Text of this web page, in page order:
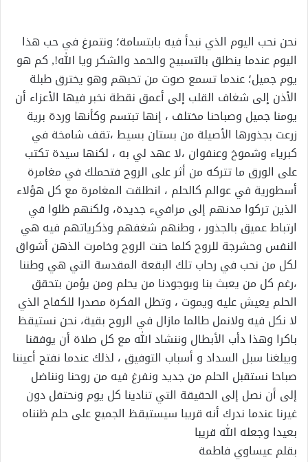
نحن نحب اليوم الذي نبدأ فيه بابتسامة؛ ونتمرغ في حب هذا
اليوم عندما ينطلق بالتسبيح والحمد والشكر ويا الله!, كم هو
يوم جميل؛ عندما تسمع صوت من تحبهم وهو يخترق طبلة
الأذن إلى شغاف القلب إلى أعمق نقطة نخبر فيها الأعزاء أن
يومنا جميل وصباحنا مختلف ، إنها تبتسم وكأنها وردة برية
زرعت بجذورها الأصيلة من بستان بسيط ،تقف شامخة في
كبرياء وشموخ وعنفوان ،لا عهد لي به ، لكنها سيدة تكتب
على الورق ما تتركه من أثر على الروح فتحملك في مغامرة
أسطورية في عوالم كالحلم ، انطلقت المغامرة مع كل هؤلاء
الذين تركوا مدنهم إلى مرافيء جديدة، ولكنهم ظلوا في
ارتباط عميق بالجذور ، وطنهم شغفهم وذكرياتهم فيه هي
النفس وحشرجة للروح كلما حنت الروح وخامرت الذهن أشواق
لكل من نحب في رحاب تلك البقعة المقدسة التي هي وطننا
،رغم كل من يعبث بنا وبوجودنا من يحلم ومن يؤمن بتحقق
الحلم يعيش عليه ويموت ، وتظل الفكرة مصدرا للكفاح الذي
لا نكل فيه ولانمل طالما مازال في الروح بقية، نحن نستيقظ
باكرا وهذا دأب الأبطال وننشاد الله مع كل صلاة أن يوفقنا
ويبلغنا سبل السداد و أسباب التوفيق ، لذلك عندما نفتح أعيننا
صباحا نستقبل الحلم من جديد ونفرغ فيه من روحنا ونناضل
إلى أن نصل إلى الحقيقة التي تنادينا كل يوم ونحتفل دون
غيرنا عندما ندرك أنه قريبا سيستيقظ الجميع على حلم ظنناه
بعيدا وجعله الله قريبا
بقلم عيساوي فاطمة